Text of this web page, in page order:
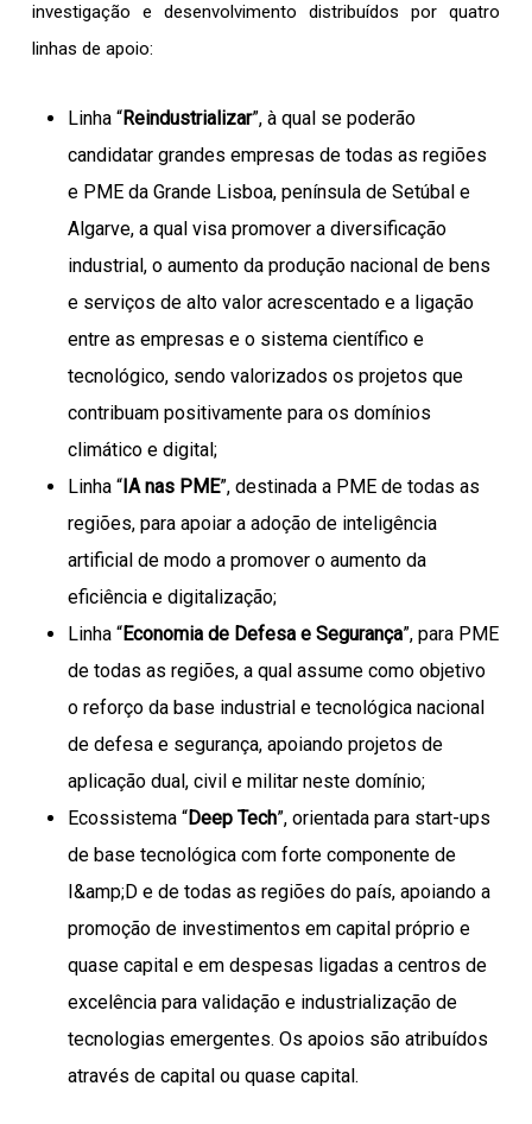
investigação e desenvolvimento distribuídos por quatro
linhas de apoio:
Linha “Reindustrializar”, à qual se poderão
candidatar grandes empresas de todas as regiões
e PME da Grande Lisboa, península de Setúbal e
Algarve, a qual visa promover a diversificação
industrial, o aumento da produção nacional de bens
e serviços de alto valor acrescentado e a ligação
entre as empresas e o sistema científico e
tecnológico, sendo valorizados os projetos que
contribuam positivamente para os domínios
climático e digital;
Linha “IA nas PME”, destinada a PME de todas as
regiões, para apoiar a adoção de inteligência
artificial de modo a promover o aumento da
eficiência e digitalização;
Linha “Economia de Defesa e Segurança”, para PME
de todas as regiões, a qual assume como objetivo
o reforço da base industrial e tecnológica nacional
de defesa e segurança, apoiando projetos de
aplicação dual, civil e militar neste domínio;
Ecossistema “Deep Tech”, orientada para start-ups
de base tecnológica com forte componente de
I&amp;D e de todas as regiões do país, apoiando a
promoção de investimentos em capital próprio e
quase capital e em despesas ligadas a centros de
excelência para validação e industrialização de
tecnologias emergentes. Os apoios são atribuídos
através de capital ou quase capital.